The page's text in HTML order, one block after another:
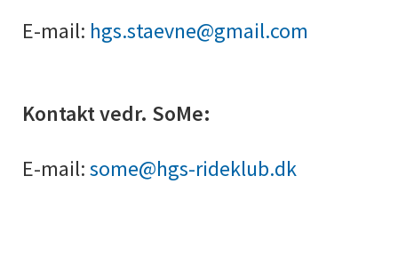
E-mail: hgs.staevne@gmail.com
Kontakt vedr. SoMe:
E-mail:some@hgs-rideklub.dk